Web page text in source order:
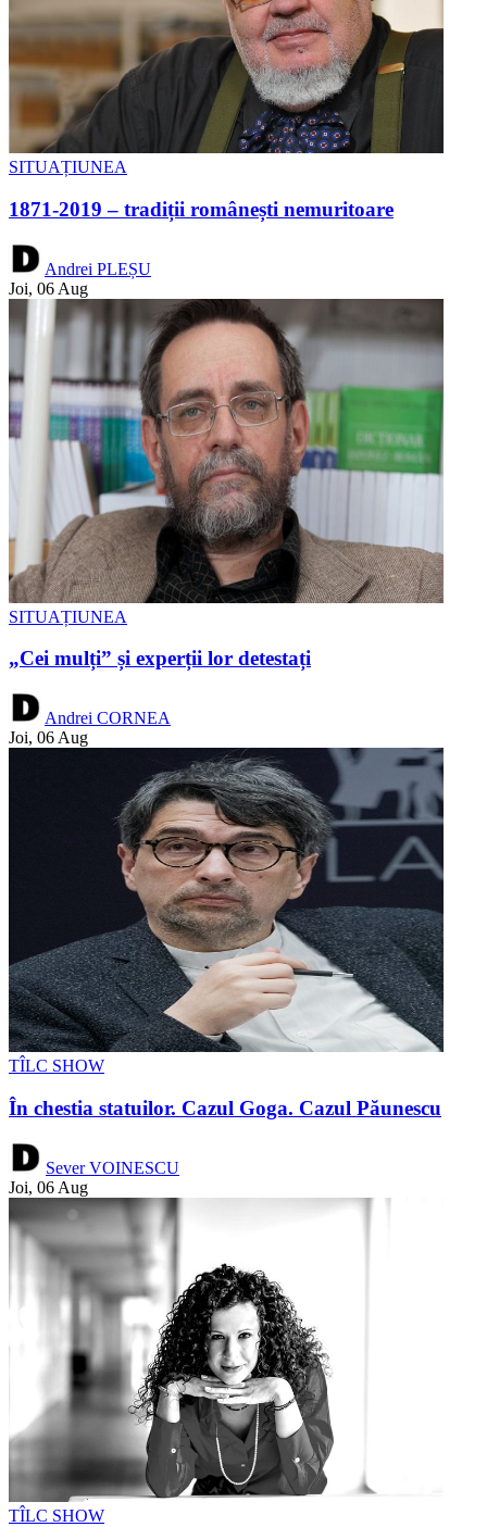
SITUAȚIUNEA
1871-2019 – tradiții românești nemuritoare
Andrei PLEȘU
Joi, 06 Aug
SITUAȚIUNEA
„Cei mulți” și experții lor detestați
Andrei CORNEA
Joi, 06 Aug
TÎLC SHOW
În chestia statuilor. Cazul Goga. Cazul Păunescu
Sever VOINESCU
Joi, 06 Aug
TÎLC SHOW